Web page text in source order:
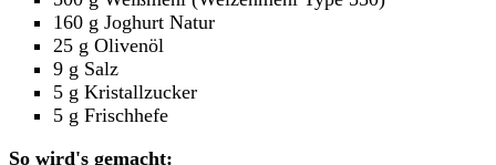
160 g Joghurt Natur
25 g Olivenöl
9 g Salz
5 g Kristallzucker
5 g Frischhefe
So wird's gemacht: